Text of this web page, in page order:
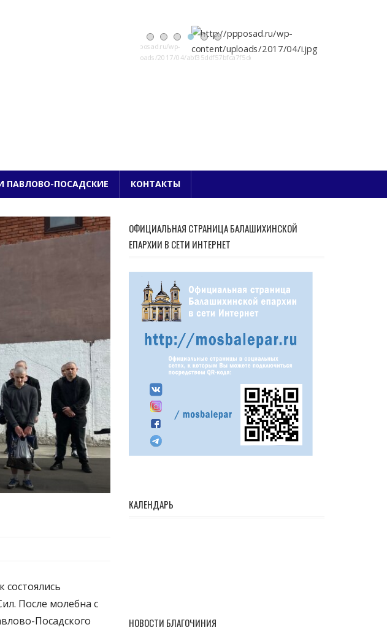
ПОСАДСКОЕ БЛАГОЧИНИЕ
ПАВЛОВО-ПОСАДСКИЕ КОНТАКТЫ
После молебна с
Посадского
ОФИЦИАЛЬНАЯ СТРАНИЦА БАЛАШИХИНСКОЙ
ЕПАРХИИ В СЕТИ ИНТЕРНЕТ
КАЛЕНДАРЬ
НОВОСТИ БЛАГОЧИНИЯ